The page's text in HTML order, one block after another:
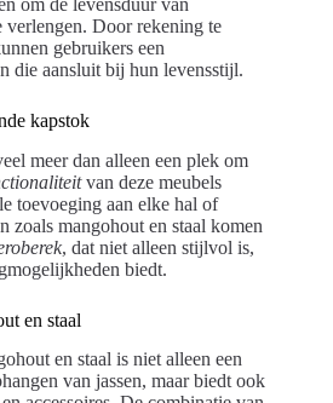
verlengen. Door rekening te
gebruikers een
die aansluit bij hun levensstijl.
kapstok
meer dan alleen een plek om
van deze meubels
toevoeging aan elke hal of
zoals mangohout en staal komen
, dat niet alleen stijlvol is,
biedt.
en staal
en staal is niet alleen een
van jassen, maar biedt ook